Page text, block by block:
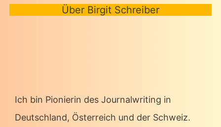
Über Birgit Schreiber
Ich bin Pionierin des Journalwriting in
Deutschland, Österreich und der Schweiz.